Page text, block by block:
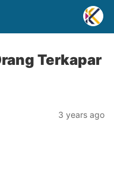
Terkapar
3 years ago